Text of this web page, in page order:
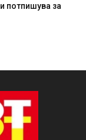
потпишува за